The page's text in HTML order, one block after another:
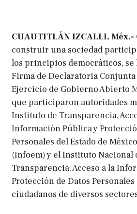
CUAUTITLÁN IZCALLI, Méx.-
construir una sociedad
los principios democráticos, se
Firma de Declaratoria
Ejercicio de Gobierno Abierto
que participaron autoridades
Instituto de Transparencia,
Información Pública y
Personales del Estado de
(Infoem) y el Instituto Nacional
Transparencia, Acceso a la
Protección de Datos
ciudadanos de diversos